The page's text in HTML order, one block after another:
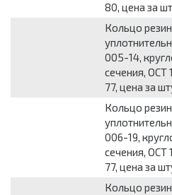
80, цена за
Кольцо
005-14,
сечения, ОСТ
77, цена за
Кольцо
006-19,
сечения, ОСТ
77, цена за
Кольцо